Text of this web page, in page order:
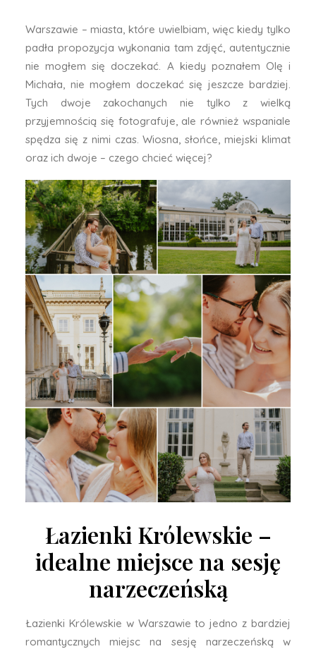
Warszawie – miasta, które uwielbiam, więc kiedy tylko
padła propozycja wykonania tam zdjęć, autentycznie
nie mogłem się doczekać. A kiedy poznałem Olę i
Michała, nie mogłem doczekać się jeszcze bardziej.
Tych dwoje zakochanych nie tylko z wielką
przyjemnością się fotografuje, ale również wspaniale
spędza się z nimi czas. Wiosna, słońce, miejski klimat
oraz ich dwoje – czego chcieć więcej?
Łazienki Królewskie –
idealne miejsce na sesję
narzeczeńską
Łazienki Królewskie w Warszawie to jedno z bardziej
romantycznych miejsc na sesję narzeczeńską w